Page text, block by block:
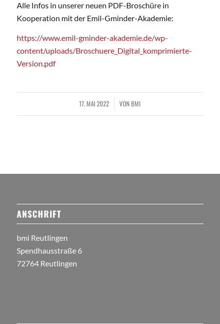
Alle Infos in unserer neuen PDF-Broschüre in
Kooperation mit der Emil-Gminder-Akademie:
https://www.emil-gminder-akademie.de/wp-
content/uploads/Broschuere_Digital_komprimierte-
Version.pdf
17. MAI 2022
/ VONBMI
ANSCHRIFT
bmi Reutlingen
Spendhausstraße 6
72764 Reutlingen